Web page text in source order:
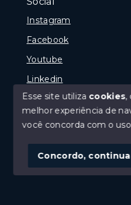
Olá! Estamos
Instagram
Facebook
Youtube
Linkedin
© Copyright 2026 -
SITE PARA IMOBILIARIA
Esse site utiliza cookies,
melhor experiência de
você concorda com o
Concordo,